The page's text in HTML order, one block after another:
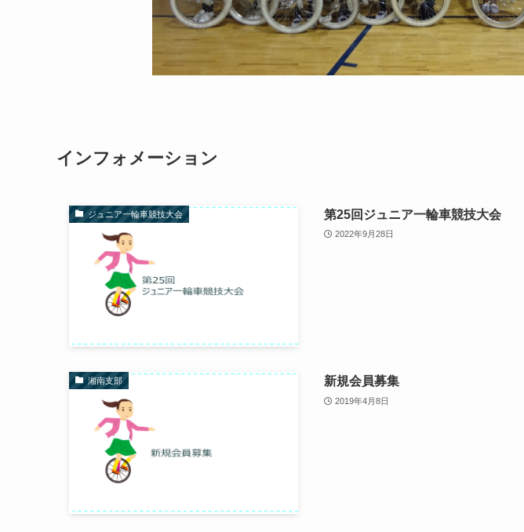
インフォメーション
ジュニア一輪車競技大会 第25回ジュニア一輪車競技大会
2022年9月28日
湘南支部 新規会員募集
2019年4月8日